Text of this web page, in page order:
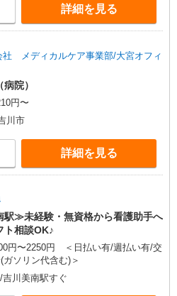
詳細を見る
社 メディカルケア事業部/大宮オフィ
院）
円〜
川市
詳細を見る
≫未経験・無資格から看護助手へ
ト相談OK♪
円〜2250円 ＜日払い有/週払い有/交
ガソリン代含む)＞
川美南駅すぐ